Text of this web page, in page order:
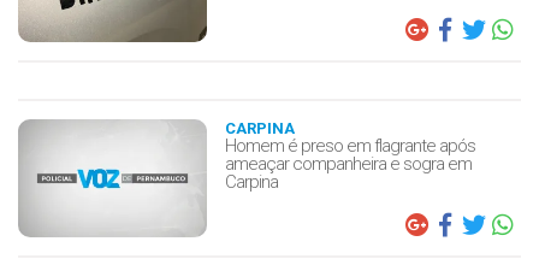
CARPINA
Homem é preso em flagrante após
ameaçar companheira e sogra em
Carpina